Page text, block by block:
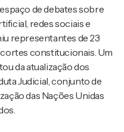
de debates sobre
redes sociais e
representantes de 23
constitucionais. Um
da atualização dos
Judicial, conjunto de
das Nações Unidas